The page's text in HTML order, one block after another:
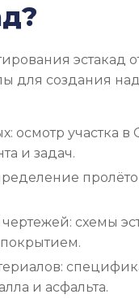
эстакад
для создания
осмотр участка в
и задач.
чертежей: схемы
и асфальта.